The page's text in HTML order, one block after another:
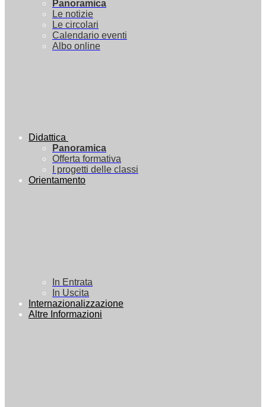
Panoramica
Le notizie
Le circolari
Calendario eventi
Albo online
Didattica
Panoramica
Offerta formativa
I progetti delle classi
Orientamento
In Entrata
In Uscita
Internazionalizzazione
Altre Informazioni